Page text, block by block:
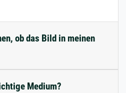
ob das Bild in meinen
Medium?